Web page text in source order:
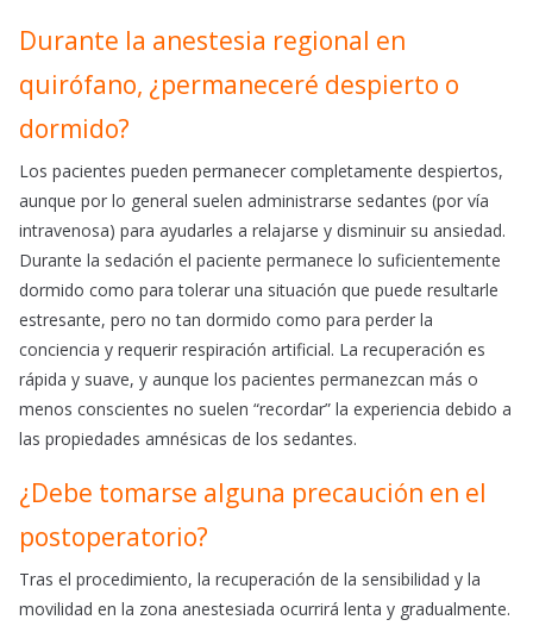
Durante la anestesia regional en
quirófano, ¿permaneceré despierto o
dormido?
Los pacientes pueden permanecer completamente despiertos,
aunque por lo general suelen administrarse sedantes (por vía
intravenosa) para ayudarles a relajarse y disminuir su ansiedad.
Durante la sedación el paciente permanece lo suficientemente
dormido como para tolerar una situación que puede resultarle
estresante, pero no tan dormido como para perder la
conciencia y requerir respiración artificial. La recuperación es
rápida y suave, y aunque los pacientes permanezcan más o
menos conscientes no suelen “recordar” la experiencia debido a
las propiedades amnésicas de los sedantes.
¿Debe tomarse alguna precaución en el
postoperatorio?
Tras el procedimiento, la recuperación de la sensibilidad y la
movilidad en la zona anestesiada ocurrirá lenta y gradualmente.